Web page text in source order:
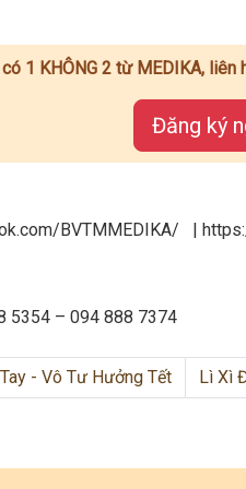
1 KHÔNG 2 từ MEDIKA, liên
Đăng ký
BVTMMEDIKA/ |
5354 – 094 888 7374
- Vô Tư Hưởng Tết Lì Xì